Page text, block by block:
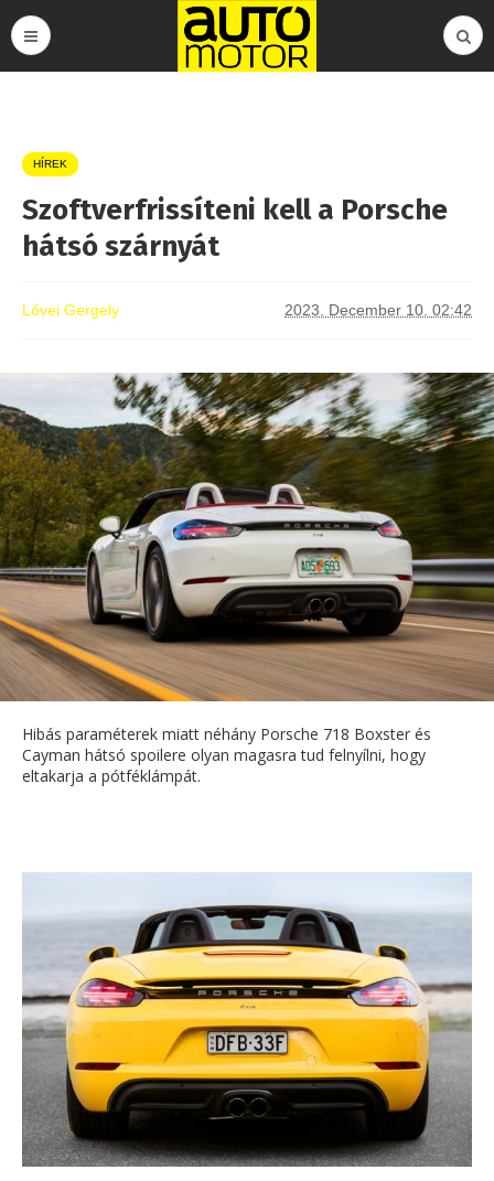
HÍREK
Szoftverfrissíteni kell a Porsche
hátsó szárnyát
Lővei Gergely 2023. December 10. 02:42
Hibás paraméterek miatt néhány Porsche 718 Boxster és
Cayman hátsó spoilere olyan magasra tud felnyílni, hogy
eltakarja a pótféklámpát.